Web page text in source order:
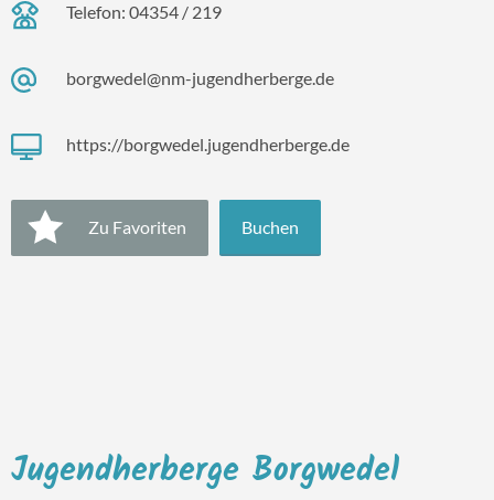
Telefon: 04354 / 219
borgwedel@nm-jugendherberge.de
https://borgwedel.jugendherberge.de
Zu Favoriten Buchen
Jugendherberge Borgwedel